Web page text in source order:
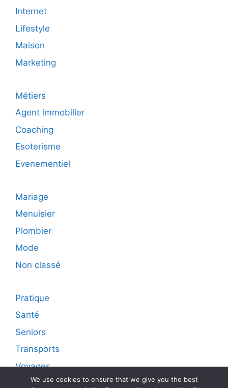
Internet
Lifestyle
Maison
Marketing
Métiers
Agent immobilier
Coaching
Esoterisme
Evenementiel
Mariage
Menuisier
Plombier
Mode
Non classé
Pratique
Santé
Seniors
Transports
Voyages
We use cookies to ensure that we give you the best